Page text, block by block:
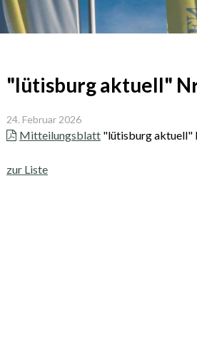
"lütisburg aktuell"
24. Februar 2026
Mitteilungsblatt "lütisburg aktuell"
zur Liste